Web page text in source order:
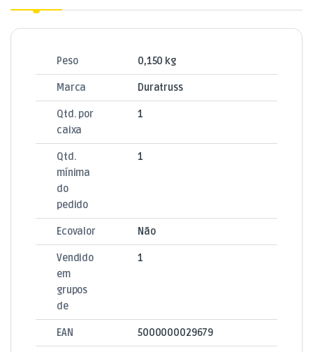
Peso 0,150 kg
Marca Duratruss
Qtd. por
caixa
1
Qtd.
mínima
do
pedido
1
Ecovalor Não
Vendido
em
grupos
de
1
EAN 5000000029679